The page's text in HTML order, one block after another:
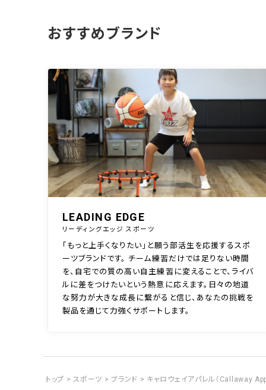
おすすめブランド
LEADING EDGE
リーディングエッジ スポーツ
「もっと上手くなりたい」と願う部活生を応援するスポ
ーツブランドです。 チーム練習だけでは足りない時間
を、自宅での質の高い自主練習に変えることで、ライバ
ルに差をつけたいという熱意に応えます。日々の地道
な努力が大きな成長に繋がると信じ、あなたの挑戦を
製品を通じて力強くサポートします。
トップ スポーツ ブランド キャロウェイアパレル（Callaway